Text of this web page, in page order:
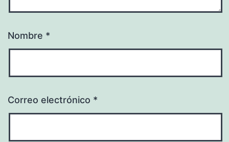
Nombre *
Correo electrónico *